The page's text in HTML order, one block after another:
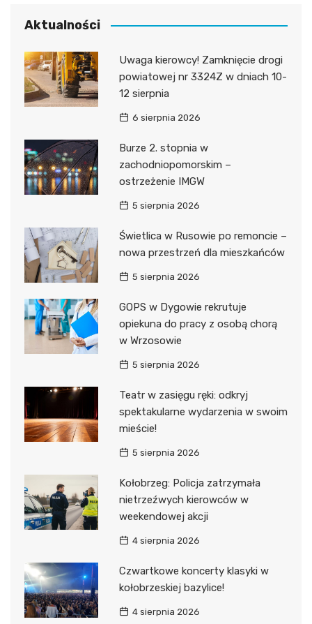
Aktualności
Uwaga kierowcy! Zamknięcie drogi
powiatowej nr 3324Z w dniach 10-
12 sierpnia
6 sierpnia 2026
Burze 2. stopnia w
zachodniopomorskim –
ostrzeżenie IMGW
5 sierpnia 2026
Świetlica w Rusowie po remoncie –
nowa przestrzeń dla mieszkańców
5 sierpnia 2026
GOPS w Dygowie rekrutuje
opiekuna do pracy z osobą chorą
w Wrzosowie
5 sierpnia 2026
Teatr w zasięgu ręki: odkryj
spektakularne wydarzenia w swoim
mieście!
5 sierpnia 2026
Kołobrzeg: Policja zatrzymała
nietrzeźwych kierowców w
weekendowej akcji
4 sierpnia 2026
Czwartkowe koncerty klasyki w
kołobrzeskiej bazylice!
4 sierpnia 2026